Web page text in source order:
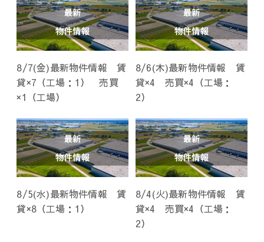
8/7(金)最新物件情報 賃
貸×7（工場：1） 売買
×1（工場）
8/6(木)最新物件情報 賃
貸×4 売買×4（工場：
2）
8/5(水)最新物件情報 賃
貸×8（工場：1）
8/4(火)最新物件情報 賃
貸×4 売買×4（工場：
2）